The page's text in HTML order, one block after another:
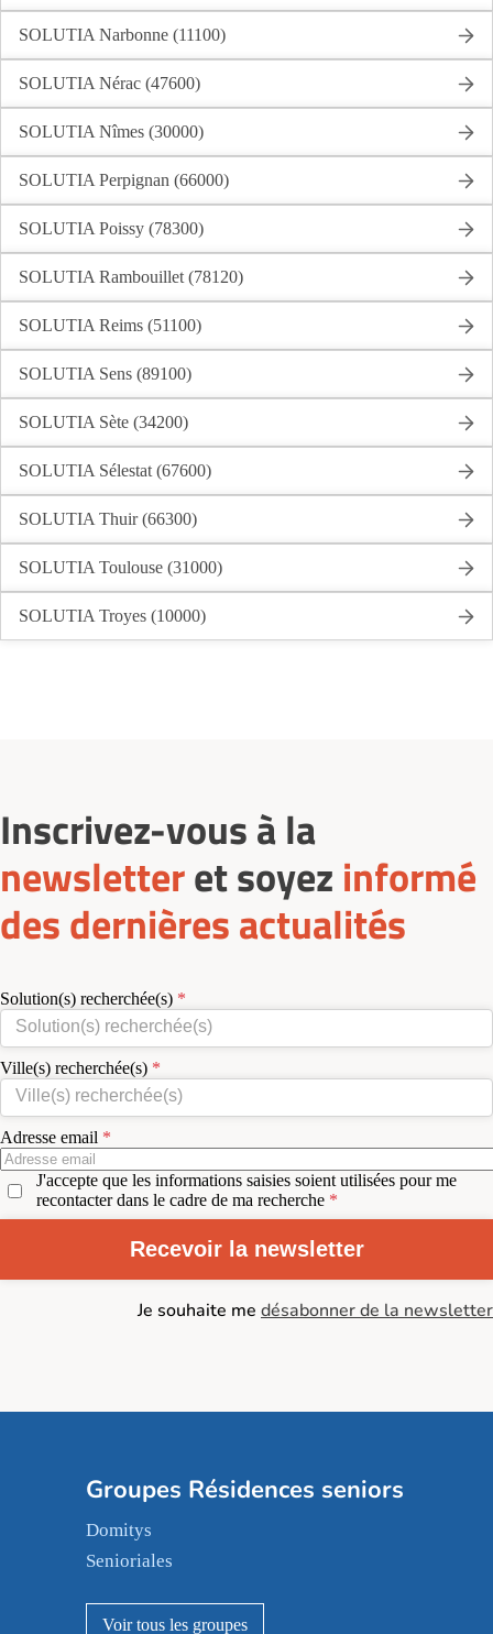
SOLUTIA Narbonne (11100)
SOLUTIA Nérac (47600)
SOLUTIA Nîmes (30000)
SOLUTIA Perpignan (66000)
SOLUTIA Poissy (78300)
SOLUTIA Rambouillet (78120)
SOLUTIA Reims (51100)
SOLUTIA Sens (89100)
SOLUTIA Sète (34200)
SOLUTIA Sélestat (67600)
SOLUTIA Thuir (66300)
SOLUTIA Toulouse (31000)
SOLUTIA Troyes (10000)
Inscrivez-vous à la
newsletteret soyez informé
des dernières actualités
Solution(s) recherchée(s)
Ville(s) recherchée(s)
Adresse email
J'accepte que les informations saisies soient utilisées pour me
recontacter dans le cadre de ma recherche
Recevoir la newsletter
Je souhaite me désabonner de la newsletter
Groupes Résidences seniors
Domitys
Senioriales
Les Résidentiels